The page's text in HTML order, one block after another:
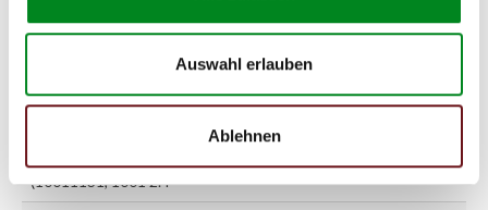
Auswahl erlauben
Ablehnen
IVECO Daily I Pritsche/
(10011131, 1001 2.4
(10011131, 1001 2.4